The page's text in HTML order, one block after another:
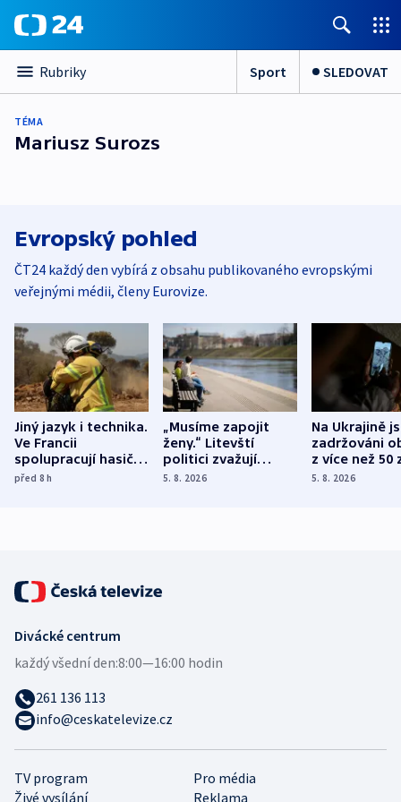
Rubriky Sport SLEDOVAT
TÉMA
Mariusz Surozs
Evropský pohled
ČT24 každý den vybírá z obsahu publikovaného evropskými
veřejnými médii, členy Eurovize.
Jiný jazyk i technika.
Ve Francii
spolupracují hasiči z
různých zemí
před 8h
„Musíme zapojit
ženy.“ Litevští
politici zvažují
dohodu o
5. 8. 2026
Na Ukrajině
zadržováni
z více než 50
Bojovali na
5. 8. 2026
TV program
Pro média
Živé vysílání
Reklama
Divácké centrum
každý všední den:8:00—16:00 hodin
261 136 113
info@ceskatelevize.cz